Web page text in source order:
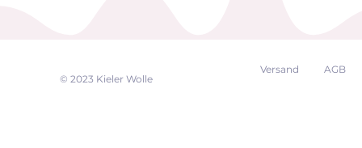
© 2023 Kieler Wolle
Versand AGB